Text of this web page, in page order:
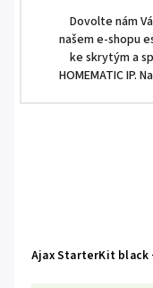
Dovolte nám
našem e-shopu
ke skrytým a
HOMEMATIC IP.
Ajax StarterKit black